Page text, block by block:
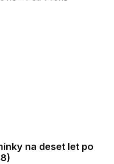
na deset let po